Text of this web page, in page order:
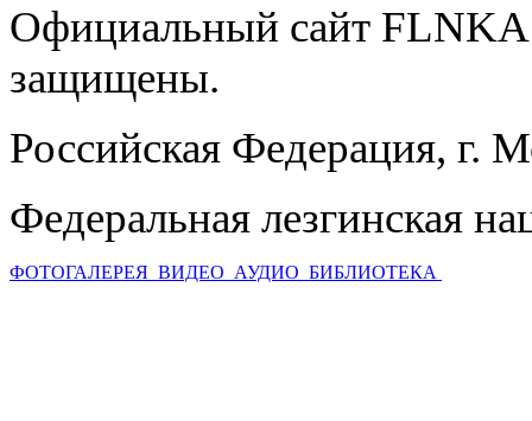
Официальный сайт
защищены.
Российская Федерация, г.
Федеральная лезгинская
ФОТОГАЛЕРЕЯ ВИДЕО АУДИО БИБЛИОТЕКА